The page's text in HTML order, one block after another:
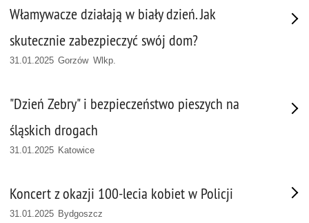
Włamywacze działają w biały dzień. Jak
skutecznie zabezpieczyć swój dom?
31.01.2025 Gorzów Wlkp.
"Dzień Zebry" i bezpieczeństwo pieszych na
śląskich drogach
31.01.2025 Katowice
Koncert z okazji 100-lecia kobiet w Policji
31.01.2025 Bydgoszcz